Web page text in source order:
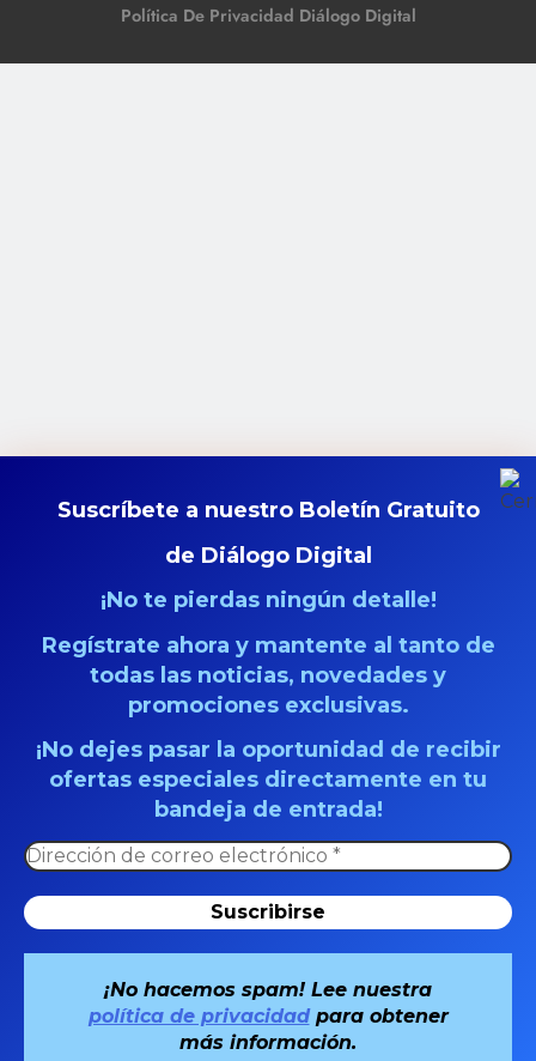
Política De Privacidad Diálogo Digital
Suscríbete a nuestro Boletín Gratuito
de Diálogo Digital
¡No te pierdas ningún detalle!
Regístrate ahora y mantente al tanto de
todas las noticias, novedades y
promociones exclusivas.
¡No dejes pasar la oportunidad de recibir
ofertas especiales directamente en tu
bandeja de entrada!
¡No hacemos spam! Lee nuestra
política de privacidadpara obtener
más información.
Usamos cookies para asegurar que te damos la mejor
experiencia en nuestra web. Si continúas usando este sitio,
asumiremos que estás de acuerdo con ello.